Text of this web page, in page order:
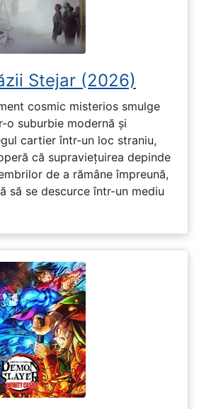
Stejar (2026)
cosmic misterios smulge
o suburbie modernă și
cartier într-un loc straniu,
că supraviețuirea depinde
de a rămâne împreună,
să se descurce într-un mediu